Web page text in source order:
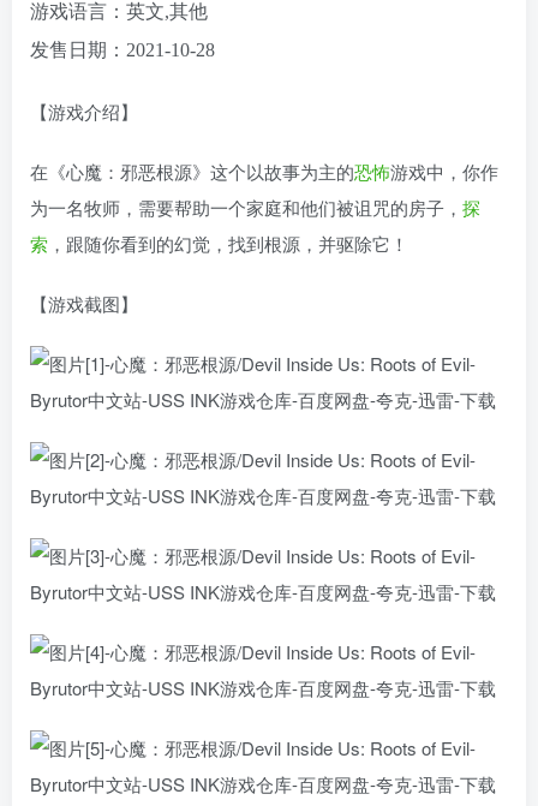
游戏语言：英文,其他
发售日期：2021-10-28
【游戏介绍】
在《心魔：邪恶根源》这个以故事为主的恐怖游戏中，你作
为一名牧师，需要帮助一个家庭和他们被诅咒的房子， 探
索 ，跟随你看到的幻觉，找到根源，并驱除它！
【游戏截图】